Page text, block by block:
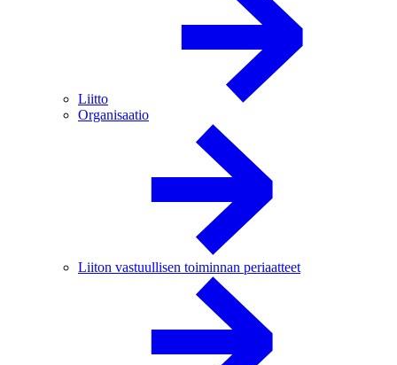
Liitto
Organisaatio
Liiton vastuullisen toiminnan periaatteet